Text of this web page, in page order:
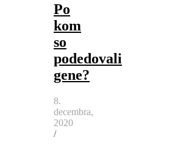
Po
kom
so
podedovali
gene?
8.
decembra,
2020
/